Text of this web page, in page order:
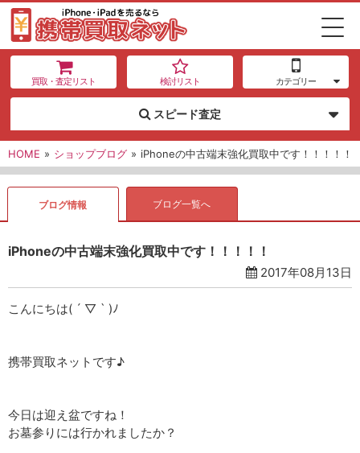
買取・査定リスト 検討リスト カテゴリー
スピード査定
HOME » ショップブログ » iPhoneの中古端末強化買取中です！！！！！
ブログ情報 ブログ一覧へ
iPhoneの中古端末強化買取中です！！！！！
2017年08月13日
こんにちは( ´ ▽ ` )ﾉ
携帯買取ネットです♪
今日は迎え盆ですね！
お墓参りには行かれましたか？